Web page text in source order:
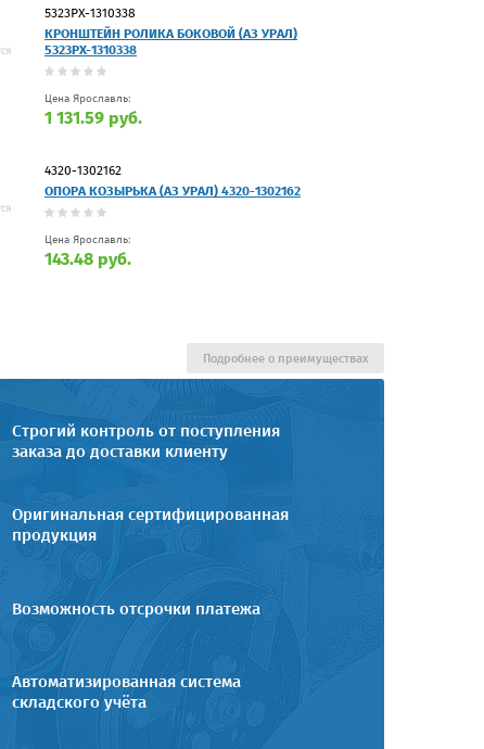
5323РХ-1310338
КРОHШТЕЙH РОЛИКА БОКОВОЙ (АЗ УРАЛ)
5323РХ-1310338
Цена Ярославль:
1 131.59 руб.
4320-1302162
ОПОРА КОЗЫРЬКА (АЗ УРАЛ) 4320-1302162
Цена Ярославль:
143.48 руб.
Строгий контроль от поступления
заказа до доставки клиенту
Оригинальная сертифицированная
продукция
Возможность отсрочки платежа
Автоматизированная система
складского учёта
Подробнее о преимуществах